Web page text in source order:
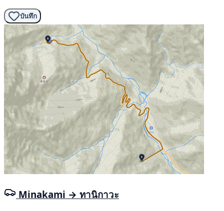
บันทึก
Minakami → ทานิกาวะ